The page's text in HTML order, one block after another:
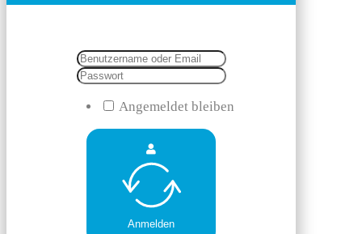
Angemeldet bleiben
Anmelden